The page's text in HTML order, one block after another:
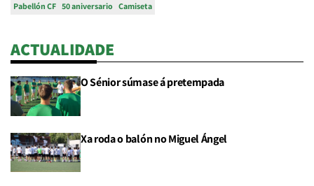
Pabellón CF 50 aniversario Camiseta
ACTUALIDADE
O Sénior súmase á pretempada
Xa roda o balón no Miguel Ángel